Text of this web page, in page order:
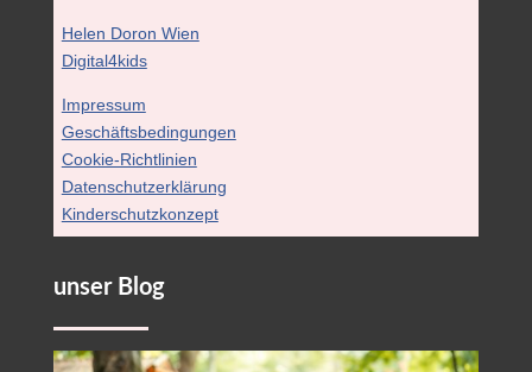
Helen Doron Wien
Digital4kids
Impressum
Geschäftsbedingungen
Cookie-Richtlinien
Datenschutzerklärung
Kinderschutzkonzept
unser Blog